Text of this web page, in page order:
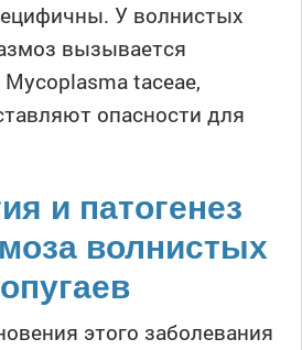
У волнистых
вызывается
taceae,
опасности для
и патогенез
волнистых
этого заболевания